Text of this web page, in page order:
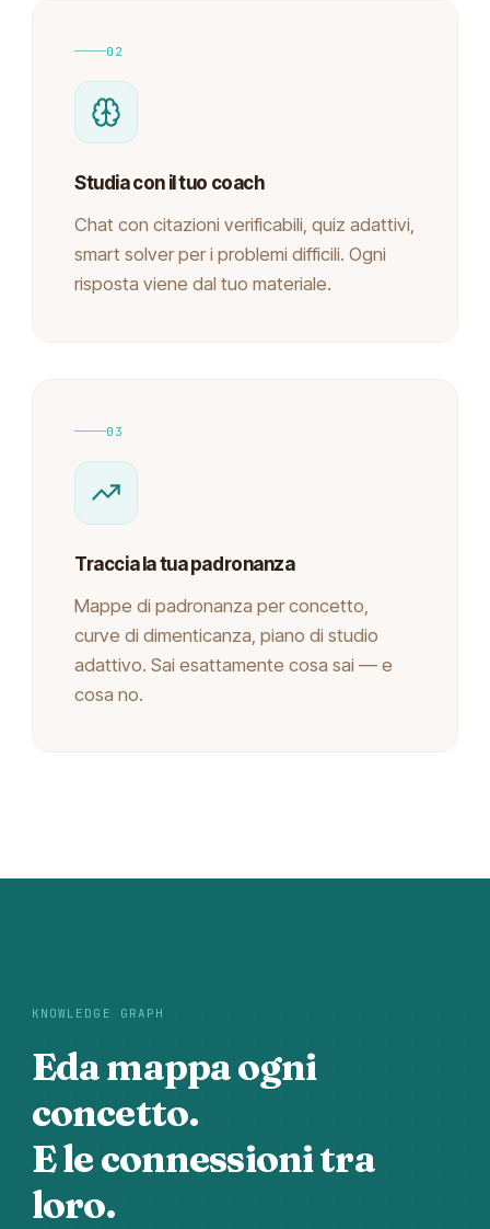
02
Studia con il tuo coach
Chat con citazioni verificabili, quiz adattivi,
smart solver per i problemi difficili. Ogni
risposta viene dal tuo materiale.
03
Traccia la tua padronanza
Mappe di padronanza per concetto,
curve di dimenticanza, piano di studio
adattivo. Sai esattamente cosa sai — e
cosa no.
KNOWLEDGE GRAPH
Eda mappa ogni
concetto.
E le connessioni tra
loro.